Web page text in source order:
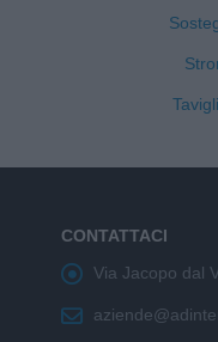
CONTATTACI
Via Jacopo dal